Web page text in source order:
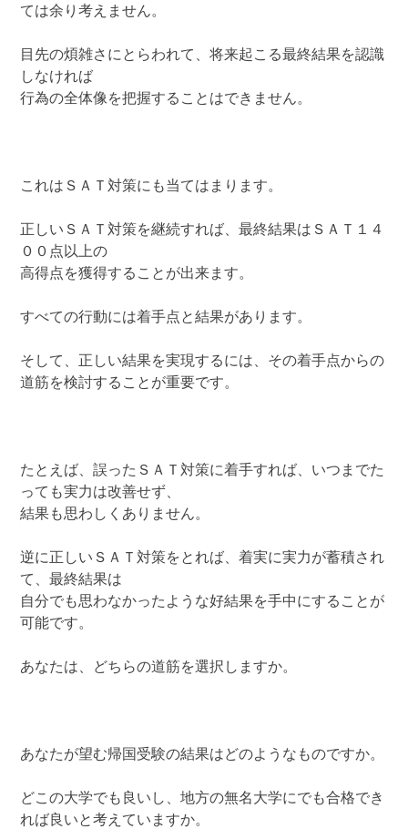
ては余り考えません。
目先の煩雑さにとらわれて、将来起こる最終結果を認識
しなければ
行為の全体像を把握することはできません。
これはＳＡＴ対策にも当てはまります。
正しいＳＡＴ対策を継続すれば、最終結果はＳＡＴ１４
００点以上の
高得点を獲得することが出来ます。
すべての行動には着手点と結果があります。
そして、正しい結果を実現するには、その着手点からの
道筋を検討することが重要です。
たとえば、誤ったＳＡＴ対策に着手すれば、いつまでた
っても実力は改善せず、
結果も思わしくありません。
逆に正しいＳＡＴ対策をとれば、着実に実力が蓄積され
て、最終結果は
自分でも思わなかったような好結果を手中にすることが
可能です。
あなたは、どちらの道筋を選択しますか。
あなたが望む帰国受験の結果はどのようなものですか。
どこの大学でも良いし、地方の無名大学にでも合格でき
れば良いと考えていますか。